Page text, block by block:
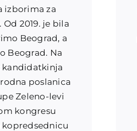
izborima za
2019. je bila
Beograd, a
Beograd. Na
kandidatkinja
poslanica
Zeleno-levi
kongresu
kopredsednicu